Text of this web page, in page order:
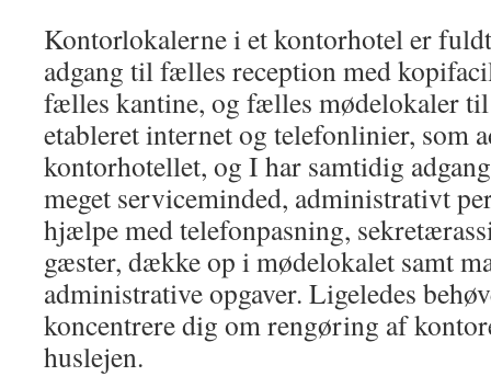
Kontorlokalerne i et kontorhotel er
adgang til fælles reception med
fælles kantine, og fælles mødelokaler
etableret internet og telefonlinier, som
kontorhotellet, og I har samtidig
meget serviceminded, administrativt
hjælpe med telefonpasning,
gæster, dække op i mødelokalet samt
administrative opgaver. Ligeledes
koncentrere dig om rengøring af
huslejen.